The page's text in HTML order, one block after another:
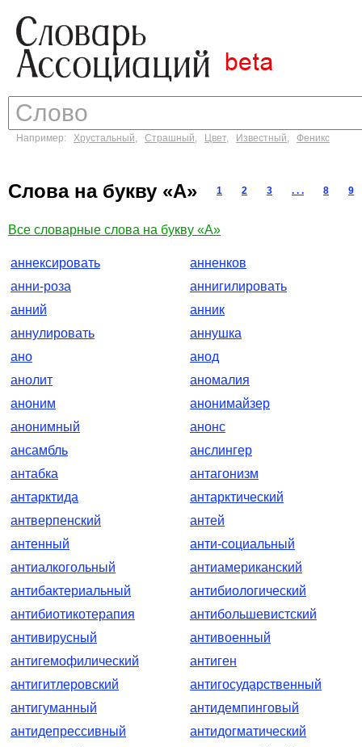
Например: Хрустальный, Страшный, Цвет, Известный, Феникс
Слова на букву «А» 1 2 3 . . . 8 9
Все словарные слова на букву «А»
аннексировать
анненков
анни-роза
аннигилировать
анний
анник
аннулировать
аннушка
ано
анод
анолит
аномалия
аноним
анонимайзер
анонимный
анонс
ансамбль
анслингер
антабка
антагонизм
антарктида
антарктический
антверпенский
антей
антенный
анти-социальный
антиалкогольный
антиамериканский
антибактериальный
антибиологический
антибиотикотерапия
антибольшевистский
антивирусный
антивоенный
антигемофилический
антиген
антигитлеровский
антигосударственный
антигуманный
антидемпинговый
антидепрессивный
антидогматический